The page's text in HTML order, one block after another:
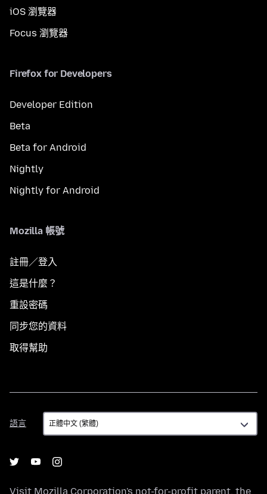
iOS 瀏覽器
Focus 瀏覽器
Firefox for Developers
Developer Edition
Beta
Beta for Android
Nightly
Nightly for Android
Mozilla 帳號
註冊／登入
這是什麼？
重設密碼
同步您的資料
取得幫助
語言
語
言
Visit Mozilla Corporation's not-for-profit parent, the